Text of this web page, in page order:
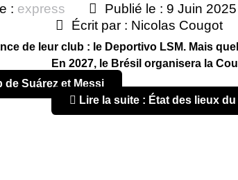
: express Publié le : 9 Juin 2025
de leur club : le Deportivo LSM. Mais
de Suárez et Messi
Écrit par : Nicolas Cougot
En 2027, le Brésil organisera la
Lire la suite : État des lieux